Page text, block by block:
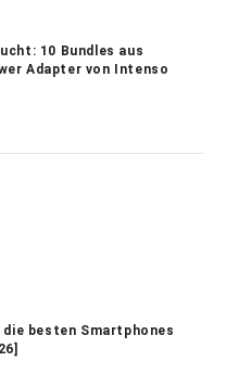
10 Bundles aus
Adapter von Intenso
die besten Smartphones